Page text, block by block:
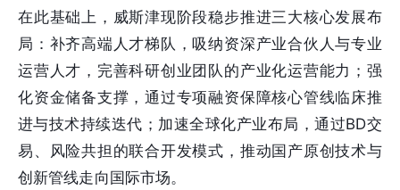
在此基础上，威斯津现阶段稳步推进三大核心发展布
局：补齐高端人才梯队，吸纳资深产业合伙人与专业
运营人才，完善科研创业团队的产业化运营能力；强
化资金储备支撑，通过专项融资保障核心管线临床推
进与技术持续迭代；加速全球化产业布局，通过BD交
易、风险共担的联合开发模式，推动国产原创技术与
创新管线走向国际市场。